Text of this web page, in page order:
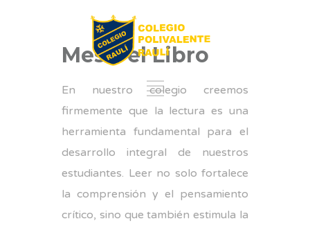
Mes Del Libro
En nuestro colegio creemos
firmemente que la lectura es una
herramienta fundamental para el
desarrollo integral de nuestros
estudiantes. Leer no solo fortalece
la comprensión y el pensamiento
crítico, sino que también estimula la